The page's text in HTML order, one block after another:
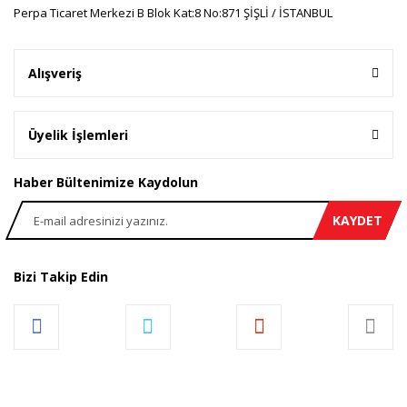
Perpa Ticaret Merkezi B Blok Kat:8 No:871 ŞİŞLİ / İSTANBUL
Alışveriş
Üyelik İşlemleri
Haber Bültenimize Kaydolun
KAYDET
Bizi Takip Edin